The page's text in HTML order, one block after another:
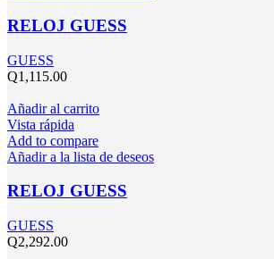
RELOJ GUESS
GUESS
Q1,115.00
Añadir al carrito
Vista rápida
Add to compare
Añadir a la lista de deseos
RELOJ GUESS
GUESS
Q2,292.00